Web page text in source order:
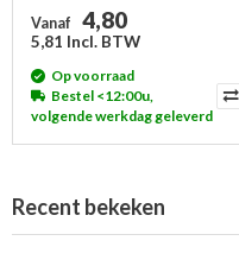
Vanaf 4,80
5,81 Incl. BTW
Op voorraad
Bestel <12:00u,
volgende werkdag geleverd
Recent bekeken